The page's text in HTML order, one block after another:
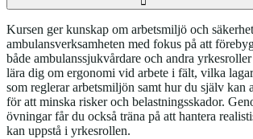
Kursen ger kunskap om arbetsmiljö och
ambulansverksamheten med fokus på att
både ambulanssjukvårdare och andra
lära dig om ergonomi vid arbete i fält, vilka
som reglerar arbetsmiljön samt hur du själv kan
för att minska risker och belastningsskador.
övningar får du också träna på att hantera
kan uppstå i yrkesrollen.